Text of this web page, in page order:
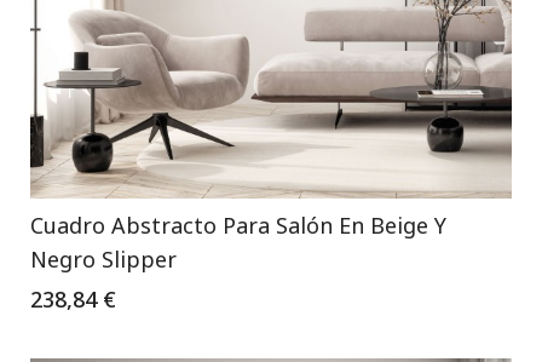
Cuadro Abstracto Para Salón En Beige Y
Negro Slipper
238,84 €